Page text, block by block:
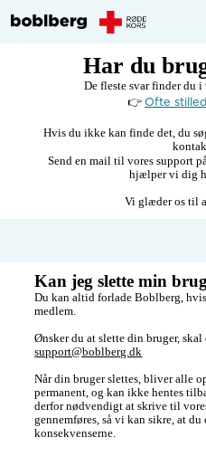
Har du
De fleste svar finder du
👉 Ofte
Hvis du ikke kan finde det, du
Send en mail til vores support
hjælper vi dig
Vi glæder os til
Kan jeg slette min
Du kan altid forlade Boblberg,
medlem.
support@boblberg.dk
Når din bruger slettes, bliver alle
permanent, og kan ikke hentes
derfor nødvendigt at skrive til
gennemføres, så vi kan sikre, at
konsekvenserne.